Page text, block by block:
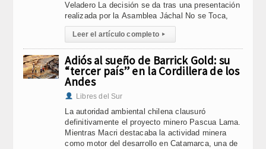
Veladero La decisión se da tras una presentación
realizada por la Asamblea Jáchal No se Toca,
Leer el artículo completo ▸
Adiós al sueño de Barrick Gold: su
“tercer país” en la Cordillera de los
Andes
Libres del Sur
La autoridad ambiental chilena clausuró
definitivamente el proyecto minero Pascua Lama.
Mientras Macri destacaba la actividad minera
como motor del desarrollo en Catamarca, una de